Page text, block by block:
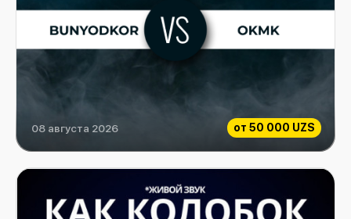
от 50 000 UZS
Bunyodkor vs OKMK
08 августа 2026